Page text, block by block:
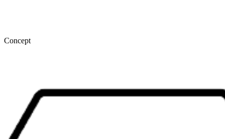
Concept